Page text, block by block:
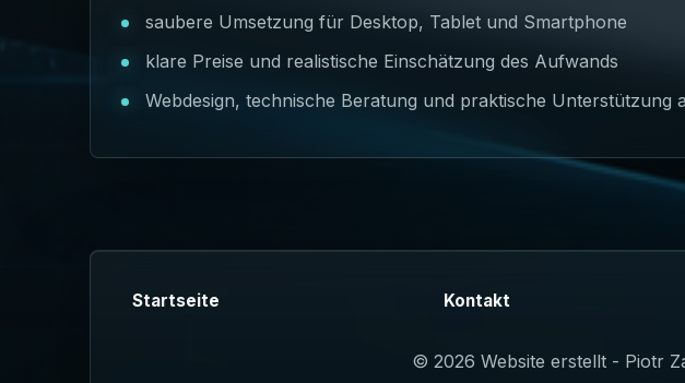
saubere Umsetzung für Desktop, Tablet und Smartphone
klare Preise und realistische Einschätzung des Aufwands
Webdesign, technische Beratung und praktische Unterstützung
Startseite Kontakt
© 2026 Website erstellt - Piotr